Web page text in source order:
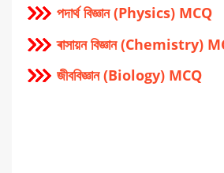
পদার্থ বিজ্ঞান (Physics) MCQ
ৰাসায়ন বিজ্ঞান (Chemistry)
জীববিজ্ঞান (Biology) MCQ